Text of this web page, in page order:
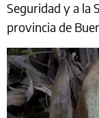
Seguridad y a la
provincia de